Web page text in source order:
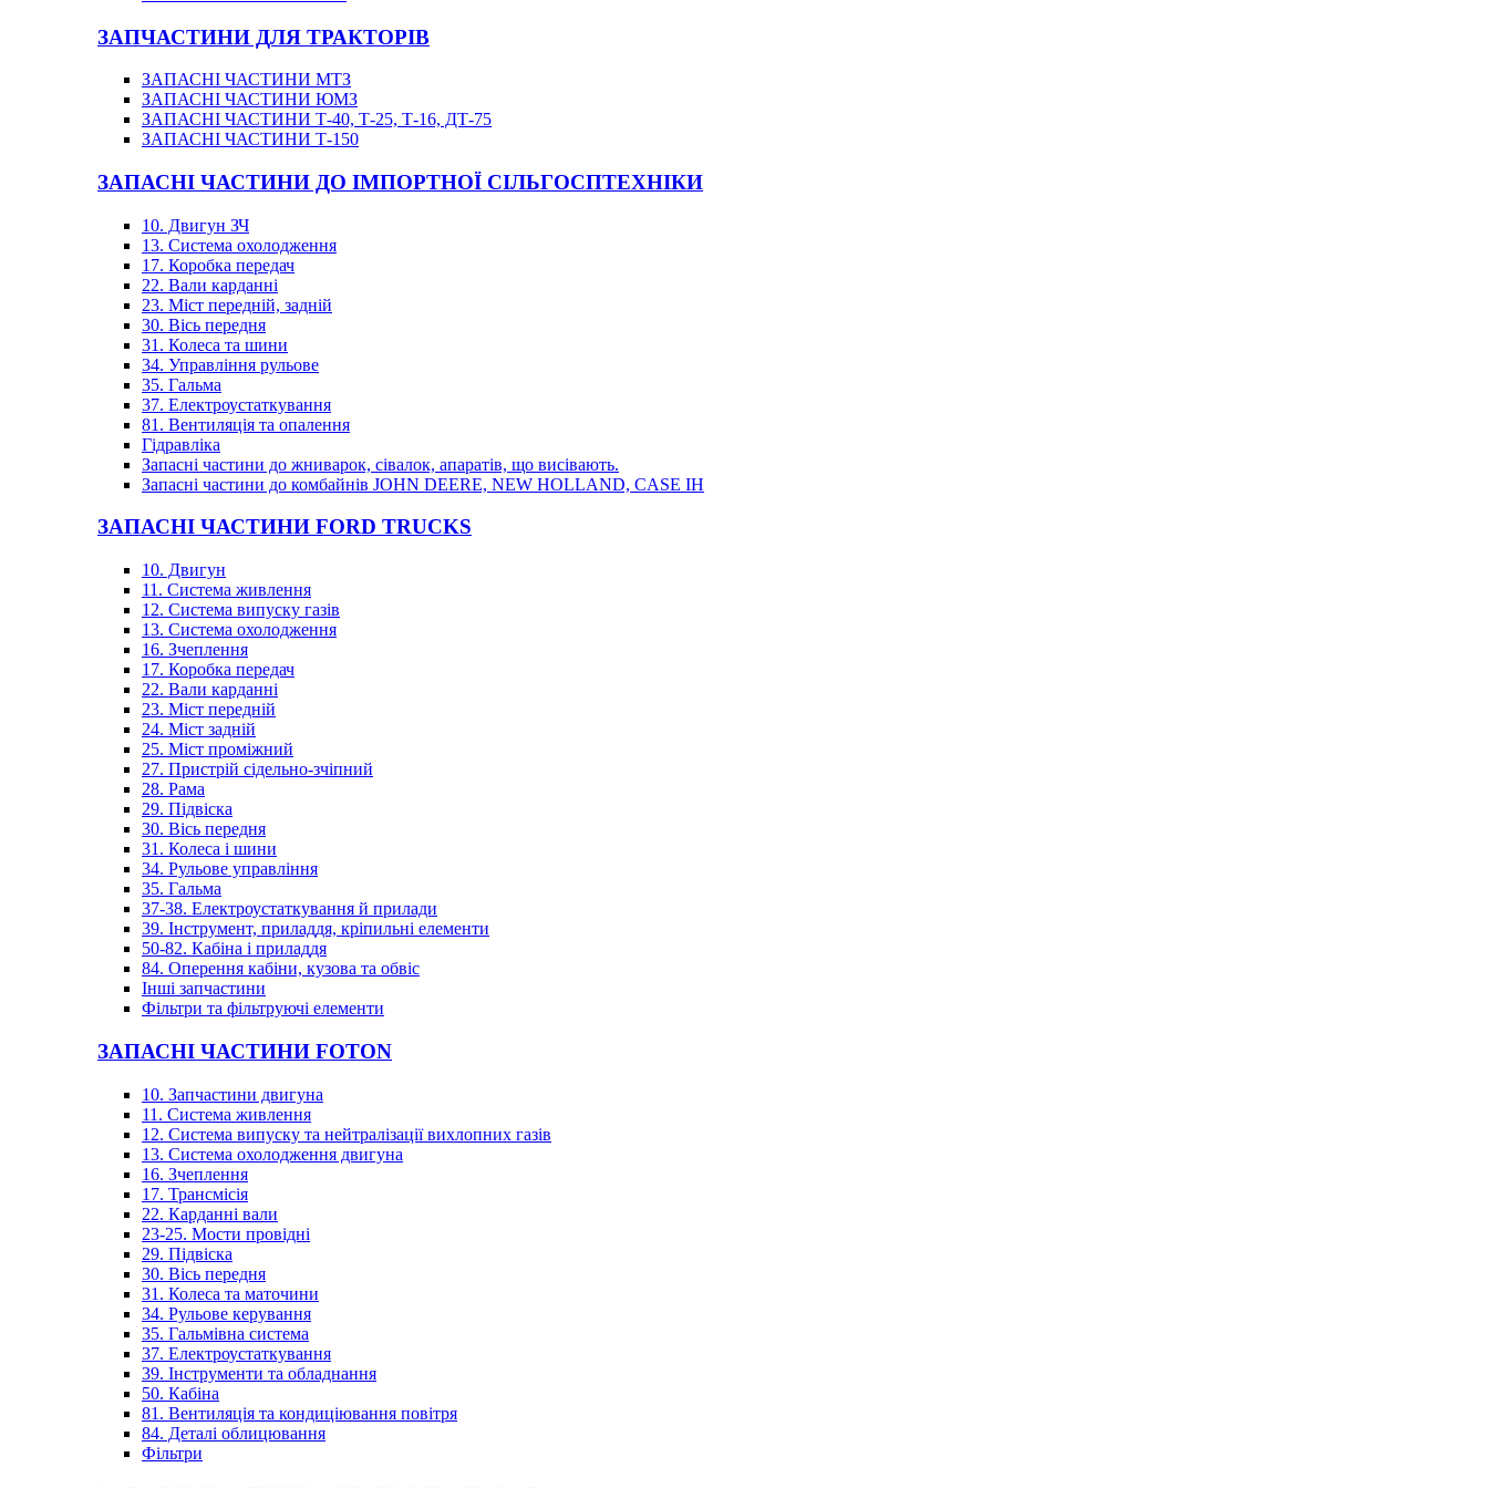
ЗАПЧАСТИНИ ДЛЯ ТРАКТОРІВ
ЗАПАСНІ ЧАСТИНИ МТЗ
ЗАПАСНІ ЧАСТИНИ ЮМЗ
ЗАПАСНІ ЧАСТИНИ Т-40, Т-25, Т-16, ДТ-75
ЗАПАСНІ ЧАСТИНИ Т-150
ЗАПАСНІ ЧАСТИНИ ДО ІМПОРТНОЇ СІЛЬГОСПТЕХНІКИ
10. Двигун ЗЧ
13. Система охолодження
17. Коробка передач
22. Вали карданні
23. Міст передній, задній
30. Вісь передня
31. Колеса та шини
34. Управління рульове
35. Гальма
37. Електроустаткування
81. Вентиляція та опалення
Гідравліка
Запасні частини до жниварок, сівалок, апаратів, що висівають.
Запасні частини до комбайнів JOHN DEERE, NEW HOLLAND, CASE IH
ЗАПАСНІ ЧАСТИНИ FORD TRUCKS
10. Двигун
11. Система живлення
12. Система випуску газів
13. Система охолодження
16. Зчеплення
17. Коробка передач
22. Вали карданні
23. Міст передній
24. Міст задній
25. Міст проміжний
27. Пристрій сідельно-зчіпний
28. Рама
29. Підвіска
30. Вісь передня
31. Колеса і шини
34. Рульове управління
35. Гальма
37-38. Електроустаткування й прилади
39. Інструмент, приладдя, кріпильні елементи
50-82. Кабіна і приладдя
84. Оперення кабіни, кузова та обвіс
Інші запчастини
Фільтри та фільтруючі елементи
ЗАПАСНІ ЧАСТИНИ FOTON
10. Запчастини двигуна
11. Система живлення
12. Система випуску та нейтралізації вихлопних газів
13. Система охолодження двигуна
16. Зчеплення
17. Трансмісія
22. Карданні вали
23-25. Мости провідні
29. Підвіска
30. Вісь передня
31. Колеса та маточини
34. Рульове керування
35. Гальмівна система
37. Електроустаткування
39. Інструменти та обладнання
50. Кабіна
81. Вентиляція та кондиціювання повітря
84. Деталі облицювання
Фільтри